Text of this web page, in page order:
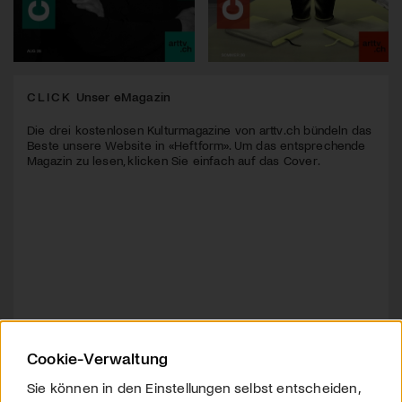
CLICK Unser eMagazin
Die drei kostenlosen Kulturmagazine von arttv.ch bündeln das
Beste unsere Website in «Heftform». Um das entsprechende
Magazin zu lesen, klicken Sie einfach auf das Cover.
Cookie-Verwaltung
Sie können in den Einstellungen selbst entscheiden,